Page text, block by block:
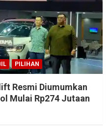
PILIHAN
Resmi Diumumkan
Mulai Rp274 Jutaan